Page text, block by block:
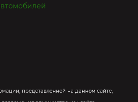
представленной на данном сайте,